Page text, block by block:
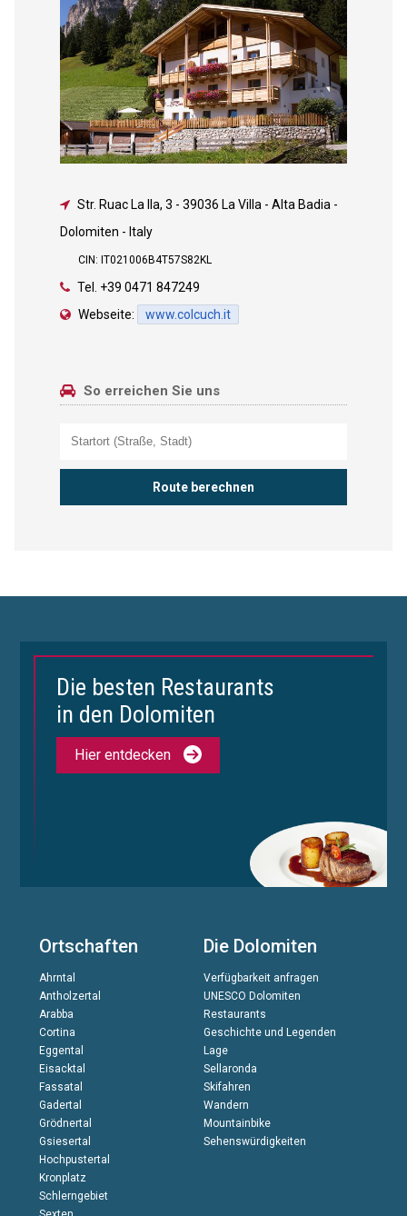
Str. Ruac La Ila, 3 - 39036 La Villa - Alta Badia -
Dolomiten - Italy
CIN: IT021006B4T57S82KL
Tel. +39 0471 847249
Webseite:
www.colcuch.it
So erreichen Sie uns
Die besten Restaurants
in den Dolomiten
Hier entdecken
Ortschaften
Ahrntal
Antholzertal
Arabba
Cortina
Eggental
Eisacktal
Fassatal
Gadertal
Grödnertal
Gsiesertal
Hochpustertal
Kronplatz
Schlerngebiet
Die Dolomiten
Verfügbarkeit anfragen
UNESCO Dolomiten
Restaurants
Geschichte und Legenden
Lage
Sellaronda
Skifahren
Wandern
Mountainbike
Sehenswürdigkeiten